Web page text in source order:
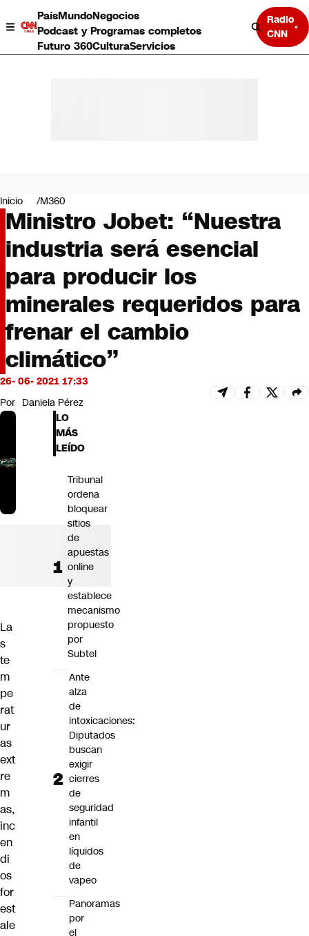
PaísMundoNegocios
Podcast y Programas completos
Futuro 360CulturaServicios
Radio
CNN
Negocios
Deportes
Programas completos
Cultura
Servicios
Bits
CNN tiempo
Futuro 360
Opinión
Inicio M360
Ministro Jobet: “Nuestra
industria será esencial
para producir los
minerales requeridos para
frenar el cambio
climático”
26- 06- 2021 17:33
Por Daniela Pérez
La
s
te
m
pe
rat
ur
as
ext
re
m
as,
inc
en
di
os
for
est
ale
LO
MÁS
LEÍDO
Tribunal
ordena
bloquear
sitios
de
apuestas
online
y
establece
mecanismo
propuesto
por
Subtel
Ante
alza
de
intoxicaciones:
Diputados
buscan
exigir
cierres
de
seguridad
infantil
en
líquidos
de
vapeo
Panoramas
por
el